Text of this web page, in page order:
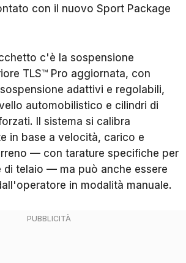
con il nuovo Sport Package
c'è la sospensione
TLS™ Pro aggiornata, con
adattivi e regolabili,
automobilistico e cilindri di
Il sistema si calibra
in base a velocità, carico e
— con tarature specifiche per
di telaio — ma può anche essere
in modalità manuale.